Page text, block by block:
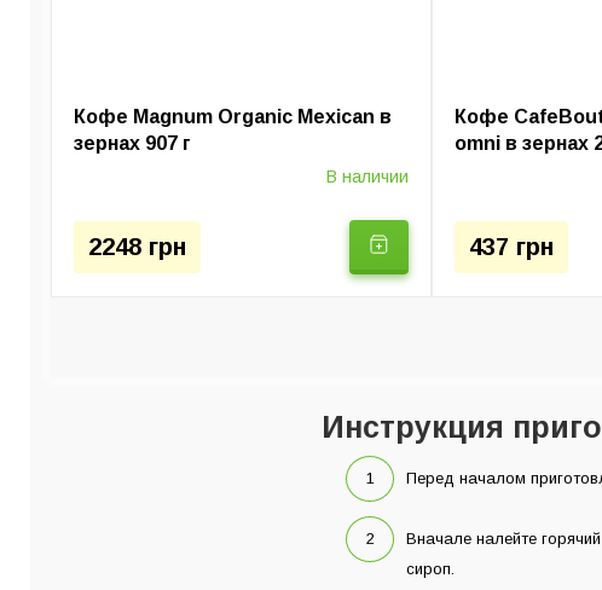
Кофе Magnum Organic Mexican в
зернах 907 г
В наличии
2248 грн
Кофе
omni в зернах
437 грн
Инструкция
Перед началом
Вначале налейте
сироп.